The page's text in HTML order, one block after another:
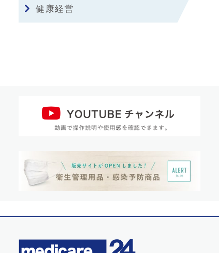
健康経営